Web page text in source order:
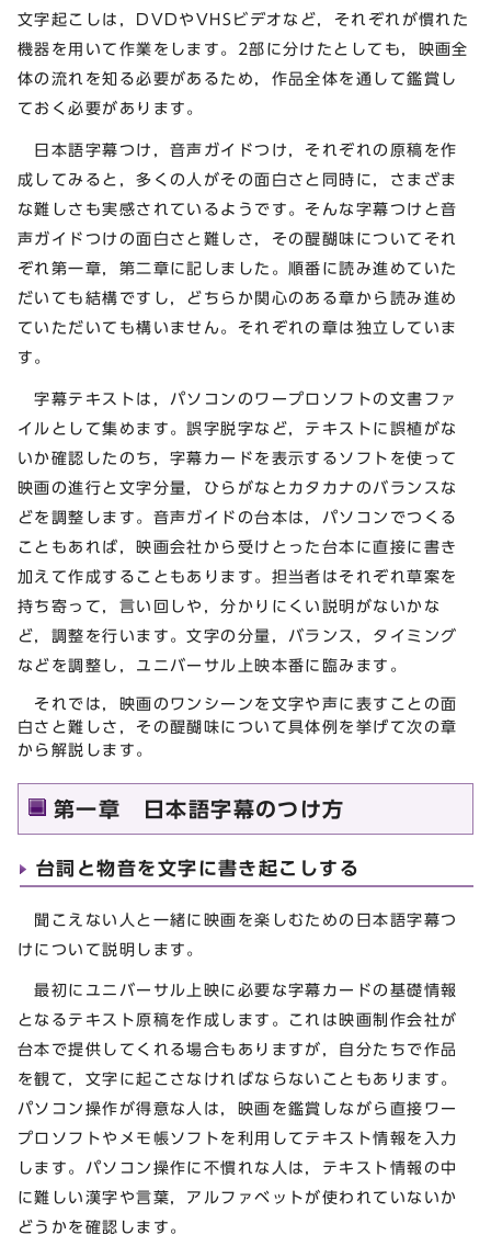
文字起こしは，DVDやVHSビデオなど，それぞれが慣れた
機器を用いて作業をします。2部に分けたとしても，映画全
体の流れを知る必要があるため，作品全体を通して鑑賞し
ておく必要があります。
日本語字幕つけ，音声ガイドつけ，それぞれの原稿を作
成してみると，多くの人がその面白さと同時に，さまざま
な難しさも実感されているようです。そんな字幕つけと音
声ガイドつけの面白さと難しさ，その醍醐味についてそれ
ぞれ第一章，第二章に記しました。順番に読み進めていた
だいても結構ですし，どちらか関心のある章から読み進め
ていただいても構いません。それぞれの章は独立していま
す。
字幕テキストは，パソコンのワープロソフトの文書ファ
イルとして集めます。誤字脱字など，テキストに誤植がな
いか確認したのち，字幕カードを表示するソフトを使って
映画の進行と文字分量，ひらがなとカタカナのバランスな
どを調整します。音声ガイドの台本は，パソコンでつくる
こともあれば，映画会社から受けとった台本に直接に書き
加えて作成することもあります。担当者はそれぞれ草案を
持ち寄って，言い回しや，分かりにくい説明がないかな
ど，調整を行います。文字の分量，バランス，タイミング
などを調整し，ユニバーサル上映本番に臨みます。
それでは，映画のワンシーンを文字や声に表すことの面
白さと難しさ，その醍醐味について具体例を挙げて次の章
から解説します。
第一章 日本語字幕のつけ方
台詞と物音を文字に書き起こしする
聞こえない人と一緒に映画を楽しむための日本語字幕つ
けについて説明します。
最初にユニバーサル上映に必要な字幕カードの基礎情報
となるテキスト原稿を作成します。これは映画制作会社が
台本で提供してくれる場合もありますが，自分たちで作品
を観て，文字に起こさなければならないこともあります。
パソコン操作が得意な人は，映画を鑑賞しながら直接ワー
プロソフトやメモ帳ソフトを利用してテキスト情報を入力
します。パソコン操作に不慣れな人は，テキスト情報の中
に難しい漢字や言葉，アルファベットが使われていないか
どうかを確認します。